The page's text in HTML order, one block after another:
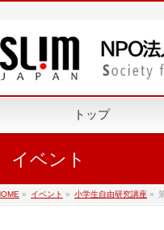
トップ
イベント
» イベント » 小学生自由研究講座 »